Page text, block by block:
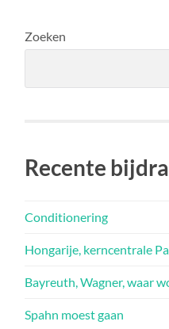
Zoeken
Recente
Conditionering
Hongarije, kerncentrale
Bayreuth, Wagner, waar
Spahn moest gaan